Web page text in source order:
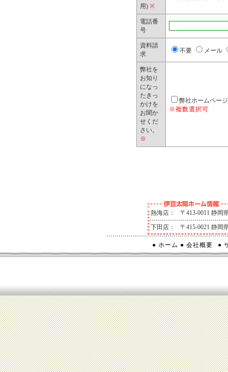
弊社は、保
本人又は
訂正、追
三者提供停
●お問合せ窓
4511
用) ※
電話番
号
資料請
求
不要 メール
弊社を
お知り
になっ
たきっ
かけを
お聞か
せくだ
さい。
※
弊社ホームページ
※複数選択可
熱海店：
〒413-0011 静岡
下田店：
〒415-0021 静岡
● ホーム ● 会社概要 ●